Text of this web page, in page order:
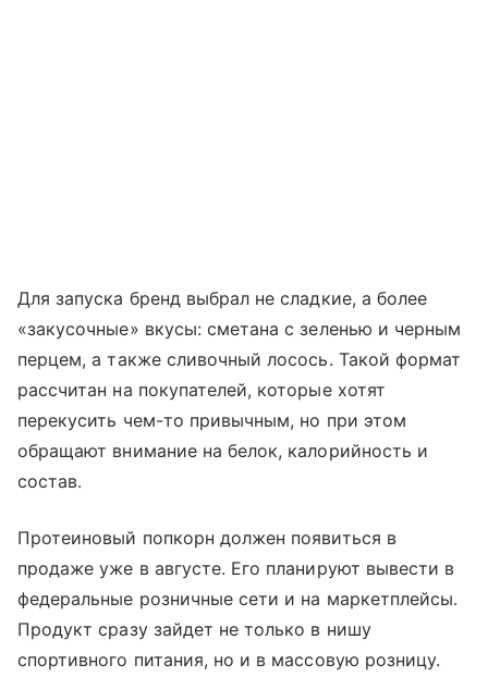
Для запуска бренд выбрал не сладкие, а более
«закусочные» вкусы: сметана с зеленью и черным
перцем, а также сливочный лосось. Такой формат
рассчитан на покупателей, которые хотят
перекусить чем-то привычным, но при этом
обращают внимание на белок, калорийность и
состав.
Протеиновый попкорн должен появиться в
продаже уже в августе. Его планируют вывести в
федеральные розничные сети и на маркетплейсы.
Продукт сразу зайдет не только в нишу
спортивного питания, но и в массовую розницу.